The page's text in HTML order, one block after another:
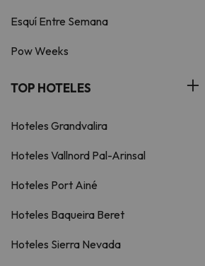
Esquí Entre Semana
Pow Weeks
TOP HOTELES
Hoteles Grandvalira
Hoteles Vallnord Pal-Arinsal
Hoteles Port Ainé
Hoteles Baqueira Beret
Hoteles Sierra Nevada